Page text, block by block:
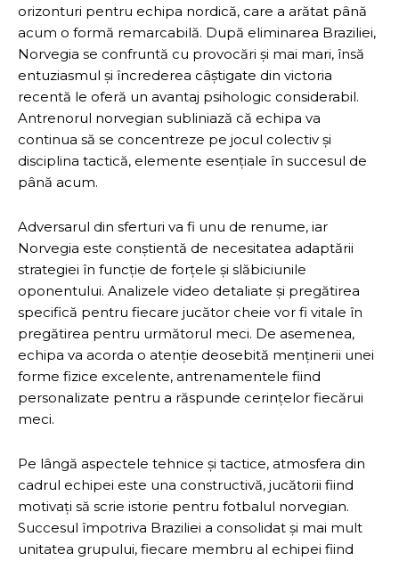
orizonturi pentru echipa nordică, care a arătat până
acum o formă remarcabilă. După eliminarea Braziliei,
Norvegia se confruntă cu provocări și mai mari, însă
entuziasmul și încrederea câștigate din victoria
recentă le oferă un avantaj psihologic considerabil.
Antrenorul norvegian subliniază că echipa va
continua să se concentreze pe jocul colectiv și
disciplina tactică, elemente esențiale în succesul de
până acum.
Adversarul din sferturi va fi unu de renume, iar
Norvegia este conștientă de necesitatea adaptării
strategiei în funcție de forțele și slăbiciunile
oponentului. Analizele video detaliate și pregătirea
specifică pentru fiecare jucător cheie vor fi vitale în
pregătirea pentru următorul meci. De asemenea,
echipa va acorda o atenție deosebită menținerii unei
forme fizice excelente, antrenamentele fiind
personalizate pentru a răspunde cerințelor fiecărui
meci.
Pe lângă aspectele tehnice și tactice, atmosfera din
cadrul echipei este una constructivă, jucătorii fiind
motivați să scrie istorie pentru fotbalul norvegian.
Succesul împotriva Braziliei a consolidat și mai mult
unitatea grupului, fiecare membru al echipei fiind